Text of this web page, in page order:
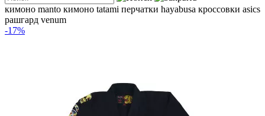
кимоно manto кимоно tatami перчатки hayabusa кроссовки asics
рашгард venum
-17%